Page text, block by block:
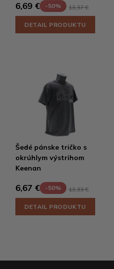
6,69 € -50% 13,37 €
DETAIL PRODUKTU
Šedé pánske tričko s
okrúhlym výstrihom
Keenan
6,67 € -50% 13,33 €
DETAIL PRODUKTU